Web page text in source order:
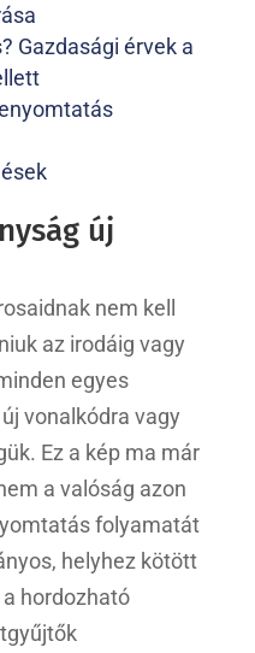
Gazdasági érvek a
új
nem kell
az irodáig vagy
egyes
vonalkódra vagy
Ez a kép ma már
a valóság azon
folyamatát
helyhez kötött
hordozható